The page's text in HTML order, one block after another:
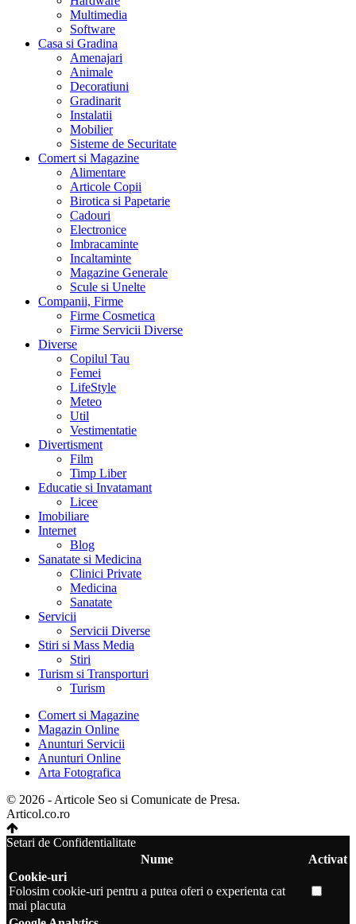
Multimedia
Software
Casa si Gradina
Amenajari
Animale
Decoratiuni
Gradinarit
Instalatii
Mobilier
Sisteme de Securitate
Comert si Magazine
Alimentare
Articole Copii
Birotica si Papetarie
Cadouri
Electronice
Imbracaminte
Incaltaminte
Magazine Generale
Scule si Unelte
Companii, Firme
Firme Cosmetica
Firme Servicii Diverse
Diverse
Copilul Tau
Femei
LifeStyle
Meteo
Util
Vestimentatie
Divertisment
Film
Timp Liber
Educatie si Invatamant
Licee
Imobiliare
Internet
Blog
Sanatate si Medicina
Clinici Private
Medicina
Sanatate
Servicii
Servicii Diverse
Stiri si Mass Media
Stiri
Turism si Transporturi
Turism
Comert si Magazine
Magazin Online
Anunturi Servicii
Anunturi Online
Arta Fotografica
© 2026 - Articole Seo si Comunicate de Presa.
Articol.co.ro
Setari de Confidentialitate
Nume
Activat
Cookie-uri
Folosim cookie-uri pentru a putea oferi o experienta cat
mai placuta